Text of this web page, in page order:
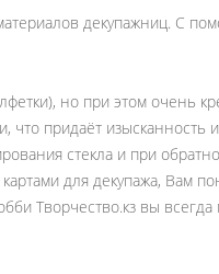
декупажниц. С
но при этом очень
что придаёт
стекла и при
для декупажа, Вам
Творчество.кз вы